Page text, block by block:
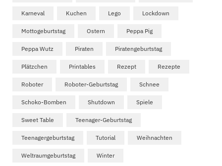
Karneval Kuchen Lego Lockdown
Mottogeburtstag Ostern Peppa Pig
Peppa Wutz Piraten Piratengeburtstag
Plätzchen Printables Rezept Rezepte
Roboter Roboter-Geburtstag Schnee
Schoko-Bomben Shutdown Spiele
Sweet Table Teenager-Geburtstag
Teenagergeburtstag Tutorial Weihnachten
Weltraumgeburtstag Winter